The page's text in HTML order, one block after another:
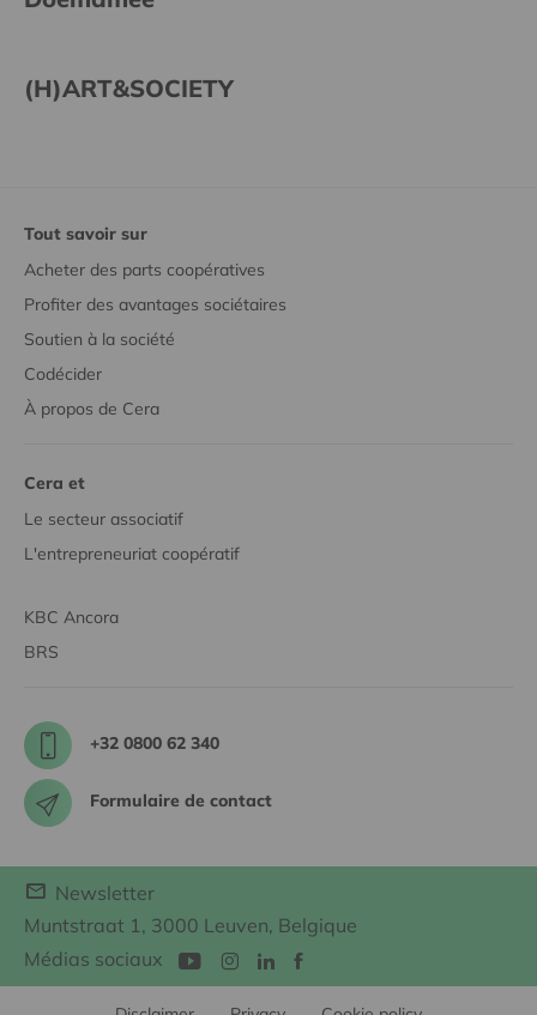
(H)ART&SOCIETY
Tout savoir sur
Acheter des parts coopératives
Profiter des avantages sociétaires
Soutien à la société
Codécider
À propos de Cera
Cera et
Le secteur associatif
L'entrepreneuriat coopératif
KBC Ancora
BRS
+32 0800 62 340
Formulaire de contact
Newsletter
Muntstraat 1, 3000 Leuven, Belgique
Médias sociaux